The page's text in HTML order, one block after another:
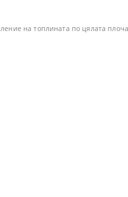
на топлината по цялата плоча